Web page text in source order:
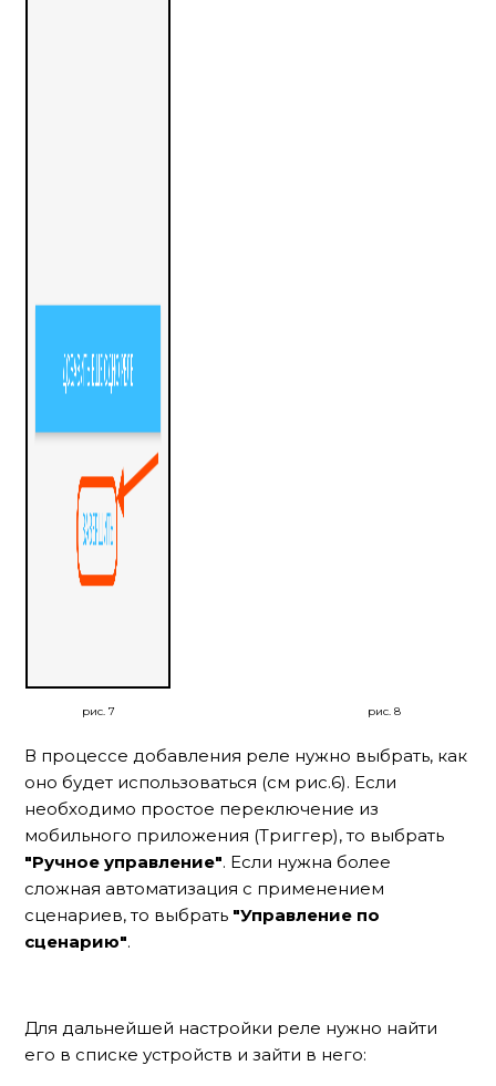
рис. 7 рис. 8
В процессе добавления реле нужно выбрать, как
оно будет использоваться (см рис.6). Если
необходимо простое переключение из
мобильного приложения (Триггер), то выбрать
"Ручное управление". Если нужна более
сложная автоматизация с применением
сценариев, то выбрать "Управление по
сценарию".
Для дальнейшей настройки реле нужно найти
его в списке устройств и зайти в него: